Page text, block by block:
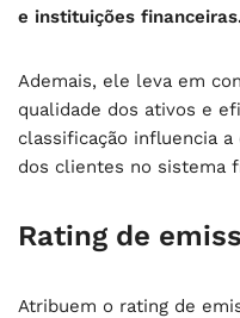
e instituições
Ademais, ele leva em
qualidade dos ativos e
classificação influencia
dos clientes no sistema
Rating de
Atribuem o rating de